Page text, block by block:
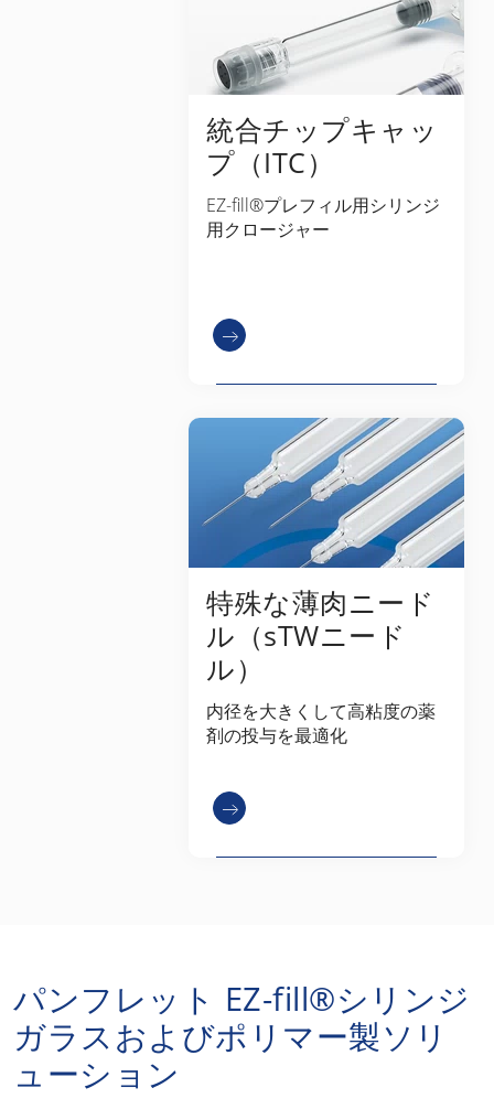
統合チップキャッ
プ（ITC）
EZ-fill®プレフィル用シリンジ
用クロージャー
特殊な薄肉ニード
ル（sTWニード
ル）
内径を大きくして高粘度の薬
剤の投与を最適化
パンフレット EZ-fill®シリンジ
ガラスおよびポリマー製ソリ
ューション